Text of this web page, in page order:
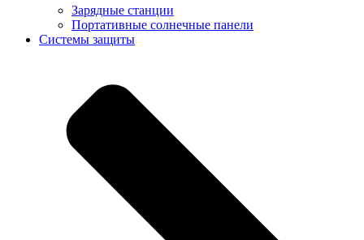
Зарядные станции
Портативные солнечные панели
Системы защиты